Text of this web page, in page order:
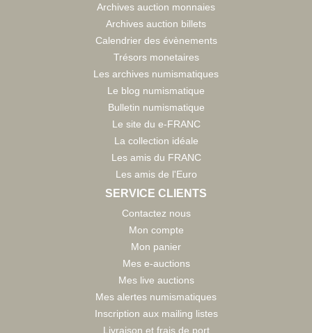
Archives auction monnaies
Archives auction billets
Calendrier des évènements
Trésors monetaires
Les archives numismatiques
Le blog numismatique
Bulletin numismatique
Le site du e-FRANC
La collection idéale
Les amis du FRANC
Les amis de l'Euro
SERVICE CLIENTS
Contactez nous
Mon compte
Mon panier
Mes e-auctions
Mes live auctions
Mes alertes numismatiques
Inscription aux mailing listes
Livraison et frais de port